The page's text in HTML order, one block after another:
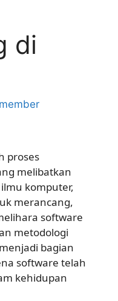
di
proses
melibatkan
komputer,
merancang,
software
metodologi
bagian
software telah
kehidupan